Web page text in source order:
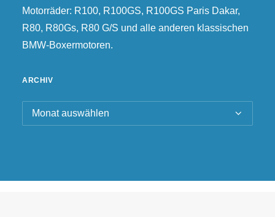
Motorräder: R100, R100GS, R100GS Paris Dakar,
R80, R80Gs, R80 G/S und alle anderen klassischen
BMW-Boxermotoren.
ARCHIV
Archiv